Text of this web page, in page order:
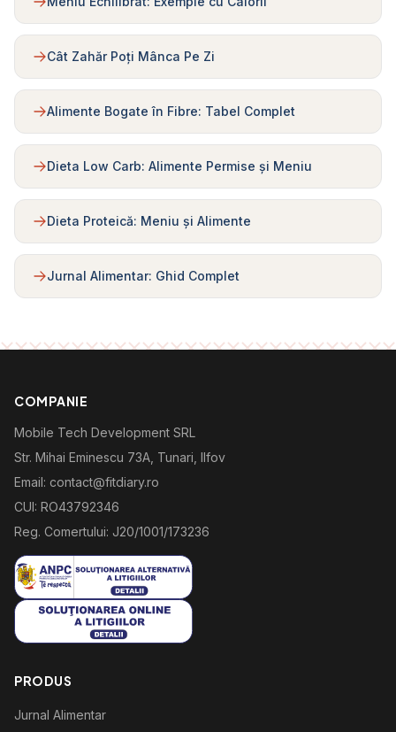
Cât Zahăr Poți Mânca Pe Zi
Alimente Bogate în Fibre: Tabel Complet
Dieta Low Carb: Alimente Permise și Meniu
Dieta Proteică: Meniu și Alimente
Jurnal Alimentar: Ghid Complet
COMPANIE
Mobile Tech Development SRL
Str. Mihai Eminescu 73A, Tunari, Ilfov
Email: contact@fitdiary.ro
CUI: RO43792346
Reg. Comertului: J20/1001/173236
PRODUS
Jurnal Alimentar